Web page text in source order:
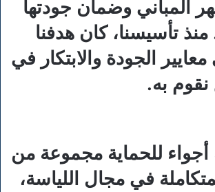
المباني وضمان جودتها
منذ تأسيسنا، كان هدفنا
الجودة والابتكار في
به.
للحماية مجموعة من
في مجال اللياسة،